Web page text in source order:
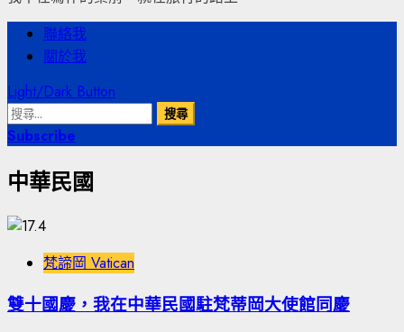
Primary
Menu
聯絡我
關於我
Light/Dark Button
搜
尋
鍵
Subscribe
中華民國
梵諦岡 Vatican
雙十國慶，我在中華民國駐梵蒂岡大使館同慶